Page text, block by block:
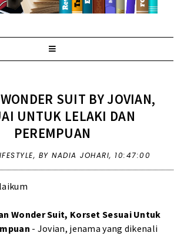
SUIT BY JOVIAN,
UNTUK LELAKI DAN
PEREMPUAN
, BY NADIA JOHARI, 10:47:00
Wonder Suit, Korset Sesuai Untuk
- Jovian, jenama yang dikenali